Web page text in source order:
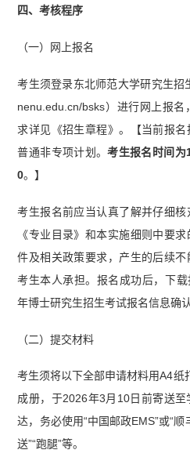
四、考核程序
（一）网上报名
考生须登录东北师范大学研究生招
nenu.edu.cn/bsks）进行网上报
求详见《招生章程》。【当前报
普通非专项计划。考生报名时间
0。】
考生报名前应当认真了解并仔细核
《专业目录》和本实施细则中要
件及相关政策要求，产生的后续
考生本人承担。报名成功后，下
年博士研究生招生考试报名信息确
（二）提交材料
考生须将以下全部申请材料用A4纸
成册，于2026年3月10日前寄送
达，务必使用“中国邮政EMS”或“顺
送”“跑腿”等。